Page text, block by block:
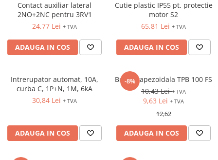
Accesorii convertizoare frecventa
Cabluri senzori
Senzori inductivi
Senzori presiune
Senzori temperatura
max.1600A
Intreruptoare automate compacte
Contact auxiliar lateral
2NO+2NC pentru 3RV1
24,77 Lei + TVA
ADAUGA IN COS
Cutie plastic IP55 pt. protectie
motor S2
65,81 Lei + TVA
ADAUGA IN COS
Intrerupator automat, 10A,
curba C, 1P+N, 1M, 6kA
30,84 Lei + TVA
ADAUGA IN COS
-8%
Brida trapezoidala TPB 100 FS
10,43 Lei+ TVA
9,63 Lei + TVA
12,62
ADAUGA IN COS